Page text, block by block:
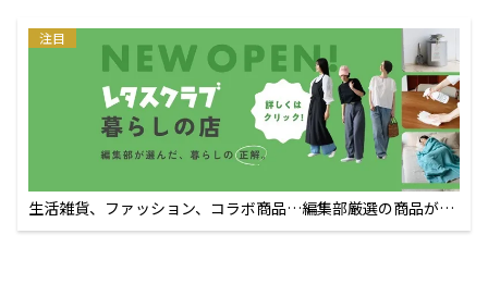
注目
生活雑貨、ファッション、コラボ商品…編集部厳選の商品が買
えるECサイト